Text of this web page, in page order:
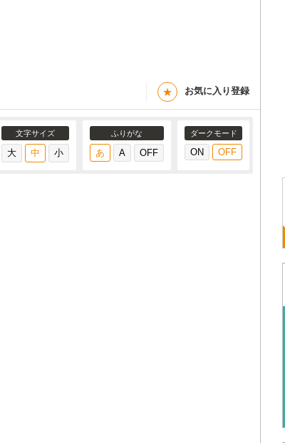
★ お気に入り登録
文字サイズ ふりがな ダークモード